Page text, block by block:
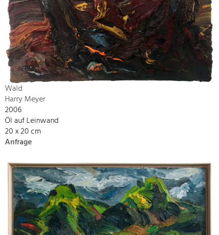
Wald
Harry Meyer
2006
Öl auf Leinwand
20 x 20 cm
Anfrage